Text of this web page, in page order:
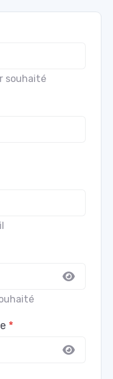
souhaité
*